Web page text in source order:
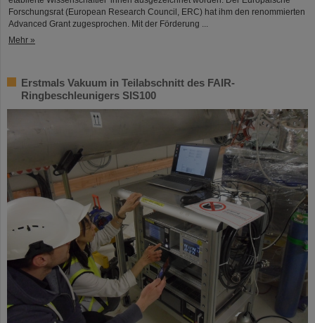
Forschungsrat (European Research Council, ERC) hat ihm den renommierten
Advanced Grant zugesprochen. Mit der Förderung ...
Mehr »
Erstmals Vakuum in Teilabschnitt des FAIR-
Ringbeschleunigers SIS100